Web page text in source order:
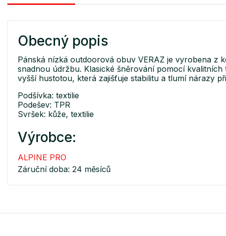
Obecný popis
Pánská nízká outdoorová obuv VERAZ je vyrobena z
snadnou údržbu. Klasické šněrování pomocí
vyšší hustotou, která zajišťuje stabilitu a tlumí nárazy
Podšívka: textilie
Podešev: TPR
Svršek: kůže, textilie
Výrobce:
ALPINE PRO
Záruční doba: 24 měsíců